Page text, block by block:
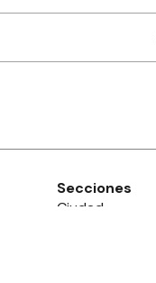
Secciones
Ciudad